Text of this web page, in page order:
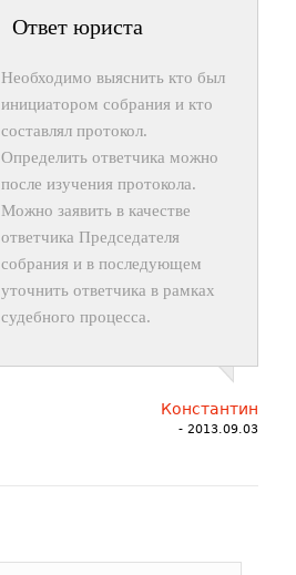
Ответ юриста
Необходимо выяснить кто был
инициатором собрания и кто
составлял протокол.
Определить ответчика можно
после изучения протокола.
Можно заявить в качестве
ответчика Председателя
собрания и в последующем
уточнить ответчика в рамках
судебного процесса.
Константин
- 2013.09.03